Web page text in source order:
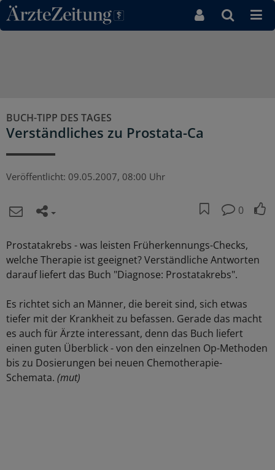
Direkt zum Inhaltsbereich
BUCH-TIPP DES TAGES
Verständliches zu Prostata-Ca
Veröffentlicht: 09.05.2007, 08:00 Uhr
0
Prostatakrebs - was leisten Früherkennungs-Checks,
welche Therapie ist geeignet? Verständliche Antworten
darauf liefert das Buch "Diagnose: Prostatakrebs".
Es richtet sich an Männer, die bereit sind, sich etwas
tiefer mit der Krankheit zu befassen. Gerade das macht
es auch für Ärzte interessant, denn das Buch liefert
einen guten Überblick - von den einzelnen Op-Methoden
bis zu Dosierungen bei neuen Chemotherapie-
Schemata. (mut)